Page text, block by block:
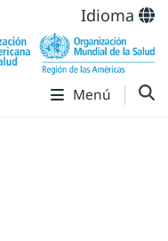
Idioma
Menú